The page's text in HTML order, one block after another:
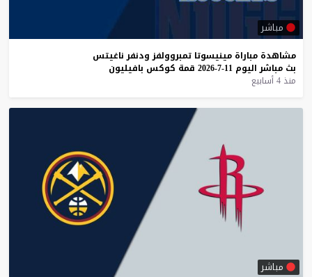
مباشر
مشاهدة مباراة مينيسوتا تمبروولفز ودنفر ناغيتس
بث مباشر اليوم 11-7-2026 قمة كوكس بافيليون
منذ 4 أسابيع
مباشر